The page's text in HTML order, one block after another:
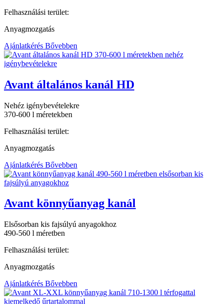
Felhasználási terület:
Anyagmozgatás
Ajánlatkérés Bővebben
Avant általános kanál HD
Nehéz igénybevételekre
370-600 l méretekben
Felhasználási terület:
Anyagmozgatás
Ajánlatkérés Bővebben
Avant könnyűanyag kanál
Elsősorban kis fajsúlyú anyagokhoz
490-560 l méretben
Felhasználási terület:
Anyagmozgatás
Ajánlatkérés Bővebben